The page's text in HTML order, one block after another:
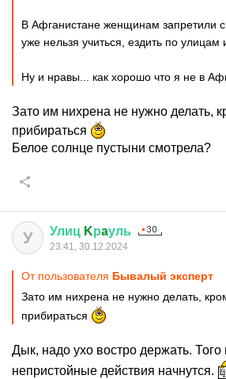
В Афганистане женщинам запретили
уже нельзя учиться, ездить по улицам
Ну и нравы... как хорошо что я не в
Зато им нихрена не нужно делать,
прибираться
Белое солнце пустыни смотрела?
У Улиц Kрaуль
23:41, 30.12.2024
От пользователя Бывалый эксперт
Зато им нихрена не нужно делать,
прибираться
Дык, надо ухо востро держать. Того
непристойные действия начнутся.